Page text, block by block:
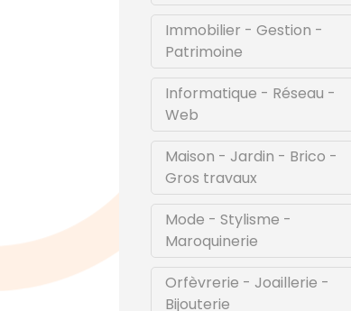
Immobilier - Gestion -
Patrimoine
Informatique - Réseau -
Web
Maison - Jardin - Brico -
Gros travaux
Mode - Stylisme -
Maroquinerie
Orfèvrerie - Joaillerie -
Bijouterie